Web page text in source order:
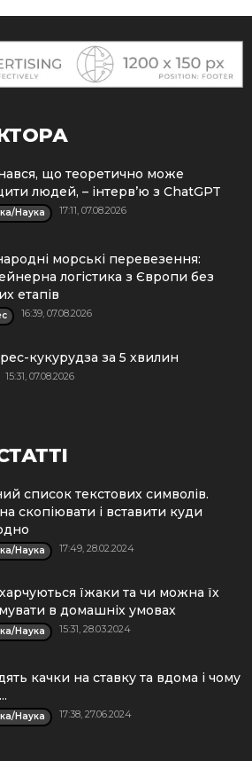
що теоретично може
людей, – інтерв’ю з ChatGPT
Наука 17:11, 07.08.2026
морські перевезення:
логістика з Європи без
етапів
16:39, 07.08.2026
кукурудза за 5 хвилин
15:31, 07.08.2026
список текстових символів.
скопіювати і вставити куди
Наука 17:49, 28.02.2024
їжаки та чи можна їх
в домашніх умовах
Наука 15:31, 28.03.2024
качки на ставку та вдома і чому
Наука 17:38, 27.06.2024